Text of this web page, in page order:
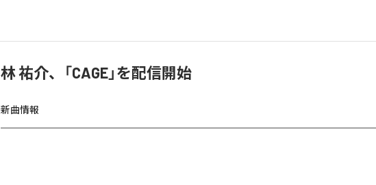
林 祐介、「CAGE」を配信開始
新曲情報